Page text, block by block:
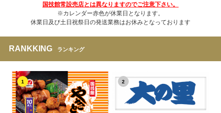
国技館常設売店とは異なりますのでご注意下さい。
※カレンダー赤色が休業日となります。
休業日及び土日祝祭日の発送業務はお休みとなっております
RANKKING ランキング
1 2